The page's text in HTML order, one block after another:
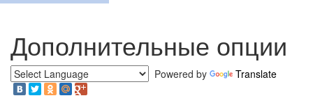
Дополнительные опции
Powered by Translate